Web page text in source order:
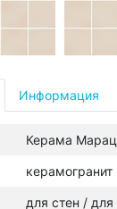
Информация
Керама
керамогранит
для стен /